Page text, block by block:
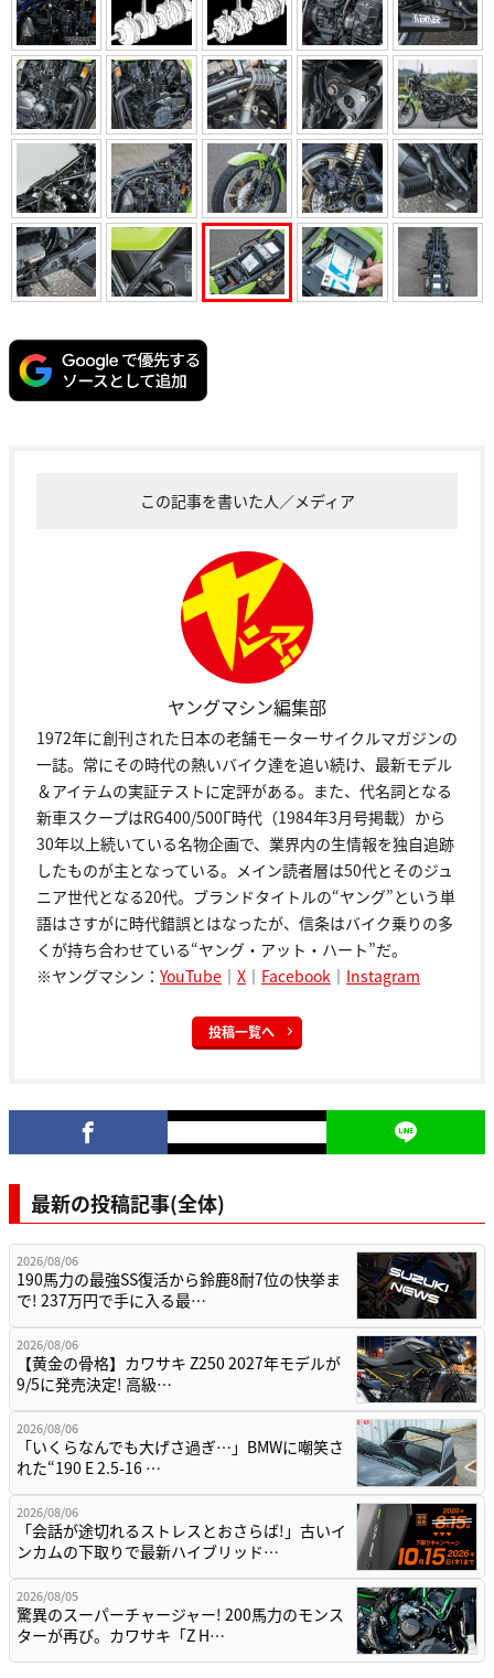
この記事を書いた人／メディア
ヤングマシン編集部
1972年に創刊された日本の老舗モーターサイクルマガジンの
一誌。常にその時代の熱いバイク達を追い続け、最新モデル
＆アイテムの実証テストに定評がある。また、代名詞となる
新車スクープはRG400/500Γ時代（1984年3月号掲載）から
30年以上続いている名物企画で、業界内の生情報を独自追跡
したものが主となっている。メイン読者層は50代とそのジュ
ニア世代となる20代。ブランドタイトルの“ヤング”という単
語はさすがに時代錯誤とはなったが、信条はバイク乗りの多
くが持ち合わせている“ヤング・アット・ハート”だ。
※ヤングマシン： YouTube ｜ X ｜ Facebook ｜ Instagram
投稿一覧へ
最新の投稿記事(全体)
2026/08/06
190馬力の最強SS復活から鈴鹿8耐7位の快挙ま
で! 237万円で手に入る最…
2026/08/06
【黄金の骨格】カワサキ Z250 2027年モデルが
9/5に発売決定! 高級…
2026/08/06
「いくらなんでも大げさ過ぎ…」BMWに嘲笑さ
れた“190 E 2.5-16 …
2026/08/06
「会話が途切れるストレスとおさらば!」古いイ
ンカムの下取りで最新ハイブリッド…
2026/08/05
驚異のスーパーチャージャー! 200馬力のモンス
ターが再び。カワサキ「Z H…